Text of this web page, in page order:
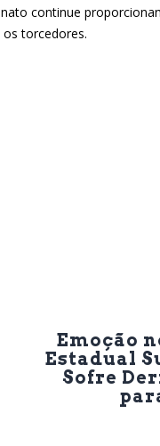
continue
torcedores.
Emoção
Estadual
Sofre